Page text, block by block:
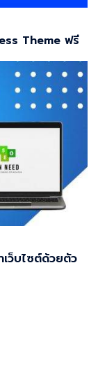
Theme ฟรี
ว็บไซต์ด้วยตัว